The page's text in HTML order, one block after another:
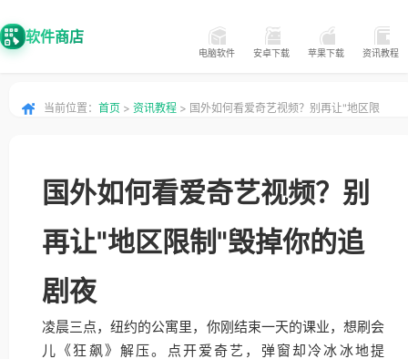
软件商店
电脑软件 安卓下载 苹果下载 资讯教程
当前位置： 首页 > 资讯教程 > 国外如何看爱奇艺视频？别再让"地区限
国外如何看爱奇艺视频？别
再让"地区限制"毁掉你的追
剧夜
凌晨三点，纽约的公寓里，你刚结束一天的课业，想刷会
儿《狂飙》解压。点开爱奇艺，弹窗却冷冰冰地提